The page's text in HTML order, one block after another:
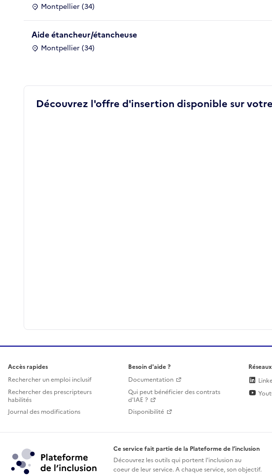
Montpellier (34)
Aide étancheur/étancheuse
Montpellier (34)
Découvrez l'offre d'insertion disponible sur
Accès rapides
Rechercher un emploi inclusif
Rechercher des prescripteurs
habilités
Journal des modifications
Besoin d'aide ?
Documentation
Qui peut bénéficier des contrats
d'IAE ?
Disponibilité
Ce service fait partie de la Plateforme de l’inclusion
Découvrez les outils qui portent l'inclusion au
coeur de leur service. A chaque service, son objectif.